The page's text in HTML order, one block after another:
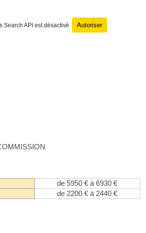
Search API est désactivé. Autoriser
de 5950 € à 6930 €
de 2200 € à 2440 €